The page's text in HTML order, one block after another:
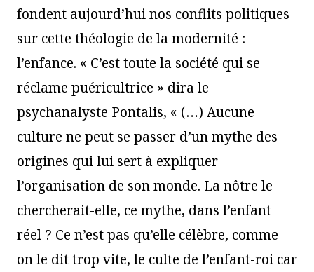
fondent aujourd’hui nos conflits politiques
sur cette théologie de la modernité :
l’enfance. « C’est toute la société qui se
réclame puéricultrice » dira le
psychanalyste Pontalis, « (…) Aucune
culture ne peut se passer d’un mythe des
origines qui lui sert à expliquer
l’organisation de son monde. La nôtre le
chercherait-elle, ce mythe, dans l’enfant
réel ? Ce n’est pas qu’elle célèbre, comme
on le dit trop vite, le culte de l’enfant-roi car